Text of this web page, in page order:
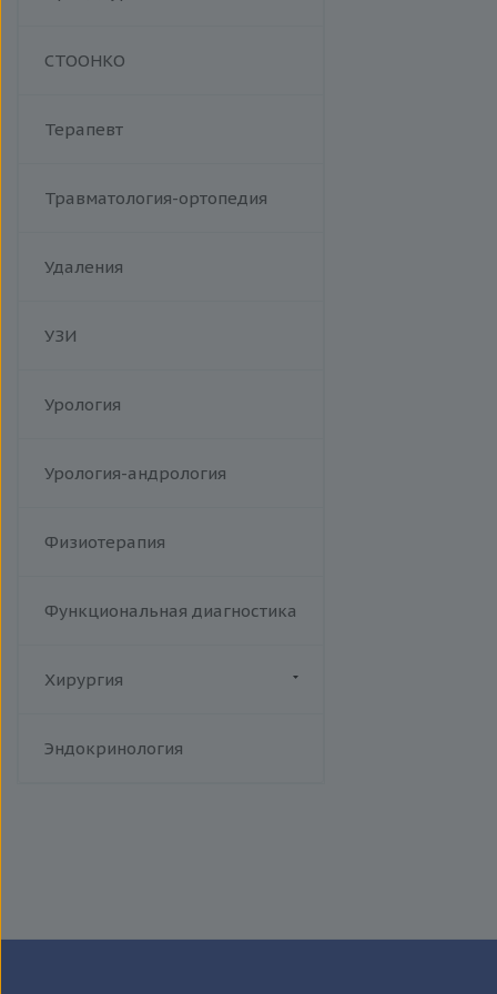
СТООНКО
Терапевт
Травматология-ортопедия
Удаления
УЗИ
Урология
Урология-андрология
Физиотерапия
Функциональная диагностика
Хирургия
Эндокринология